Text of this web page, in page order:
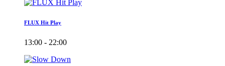
FLUX Hit Play
13:00 - 22:00